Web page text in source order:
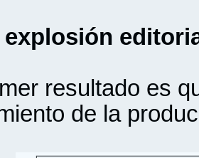
explosión
resultado es
de la